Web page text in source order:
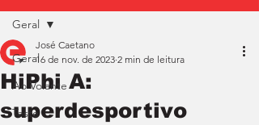
Geral
Ao Volante
Teste
Geral
HiPhi A:
superdesportivo
José Caetano
16 de nov. de 2023 2 min de leitura